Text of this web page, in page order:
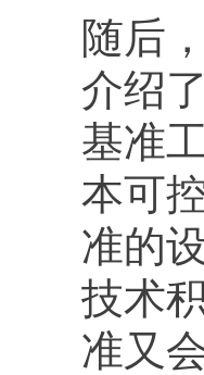
随后
介绍
基准
本可
准的
技术
准又